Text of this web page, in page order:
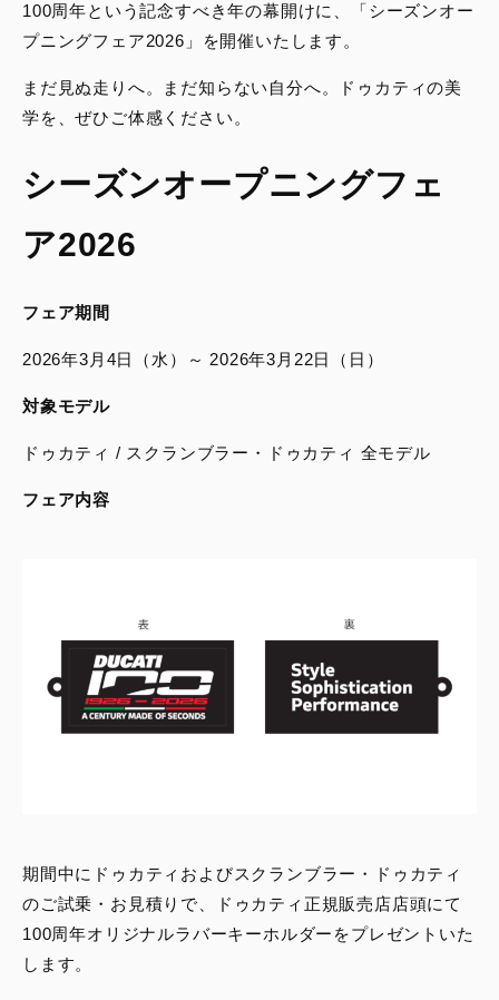
100周年という記念すべき年の幕開けに、「シーズンオー
プニングフェア2026」を開催いたします。
まだ見ぬ走りへ。まだ知らない自分へ。ドゥカティの美
学を、ぜひご体感ください。
シーズンオープニングフェ
ア2026
フェア期間
2026年3月4日（水）～ 2026年3月22日（日）
対象モデル
ドゥカティ / スクランブラー・ドゥカティ 全モデル
フェア内容
期間中にドゥカティおよびスクランブラー・ドゥカティ
のご試乗・お見積りで、ドゥカティ正規販売店店頭にて
100周年オリジナルラバーキーホルダーをプレゼントいた
します。